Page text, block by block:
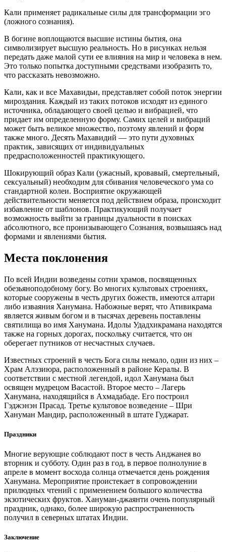
Кали применяет радикальные силы для трансформации эго
(ложного сознания).
В богине воплощаются высшие истины бытия, она
символизирует высшую реальность. Но в рисунках нельзя
передать даже малой сути ее влияния на мир и человека в нем.
Это только попытка доступными средствами изобразить то,
что рассказать невозможно.
Кали, как и все Махавидьи, представляет собой поток энергии
мироздания. Каждый из таких потоков исходят из единого
источника, обладающего своей целью и вибрацией, что
придает им определенную форму. Самих целей и вибраций
может быть великое множество, поэтому явлений и форм
также много. Десять Махавидий — это пути духовных
практик, зависящих от индивидуальных
предрасположенностей практикующего.
Шокирующий образ Кали (ужасный, кровавый, смертельный,
сексуальный) необходим для сбивания человеческого ума со
стандартной колеи. Восприятие окружающей
действительности меняется под действием образа, происходит
избавление от шаблонов. Практикующий получает
возможность выйти за границы дуальности в поисках
абсолютного, все пронизывающего Сознания, возвышаясь над
формами и явлениями бытия.
Места поклонения
По всей Индии возведены сотни храмов, посвященных
обезьяноподобному богу. Во многих культовых строениях,
которые сооружены в честь других божеств, имеются алтари
либо изваяния Ханумана. Набожные верят, что Ативикрама
является живым богом и в тысячах деревень поставлены
святилища во имя Ханумана. Идолы Удадхикрамана находятся
также на горных дорогах, поскольку считается, что он
оберегает путников от несчастных случаев.
Известных строений в честь Бога силы немало, один из них –
Храм Алэзиюра, расположенный в районе Кералы. В
соответствии с местной легендой, идол Ханумана был
освящен мудрецом Васастой. Второе место – Лагерь
Ханумана, находящийся в Ахмадабаде. Его построил
Гэджэнэн Прасад. Третье культовое возведение – Шри
Хануман Мандир, расположенный в штате Гуджарат.
Праздники
Многие верующие соблюдают пост в честь Анджанея во
вторник и субботу. Один раз в год, в первое полнолуние в
апреле в момент восхода солнца отмечается день рождения
Ханумана. Мероприятие проистекает в сопровождении
прилюдных чтений с применением большого количества
экзотических фруктов. Хануман-джаянти очень популярный
праздник, однако, более широкую распространенность
получил в северных штатах Индии.
Заключение